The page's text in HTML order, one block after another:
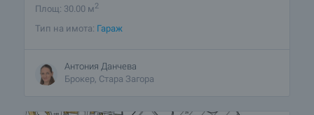
Площ: 30.00 м2
Тип на имота: Гараж
Антония Данчева
Брокер, Стара Загора